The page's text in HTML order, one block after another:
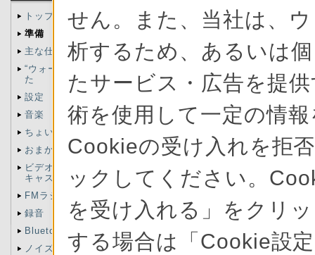
トップ
準備
主な仕様、同梱品
“ウォークマン”の使いか
た
設定
音楽
ちょい聴きmora
おまかせチャンネル
ビデオ／写真／ポッド
キャスト
FMラジオ
録音
Bluetooth機能
ノイズキャンセリング
日付と時刻を
お使いになる前に
買い上げ時は、パ
器と同期」 【詳細
続すると日付と
お買い上げ時の
とをおすすめしま
また、下記の手順
せん。また、当社は、
析するため、あるいは
たサービス・広告を提
術を使用して一定の情
Cookieの受け入れを拒
ックしてください。
を受け入れる」をクリ
する場合は「Cookie設